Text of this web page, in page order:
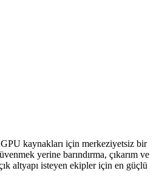
kaynakları için merkeziyetsiz bir
yerine barındırma, çıkarım ve
altyapı isteyen ekipler için en güçlü